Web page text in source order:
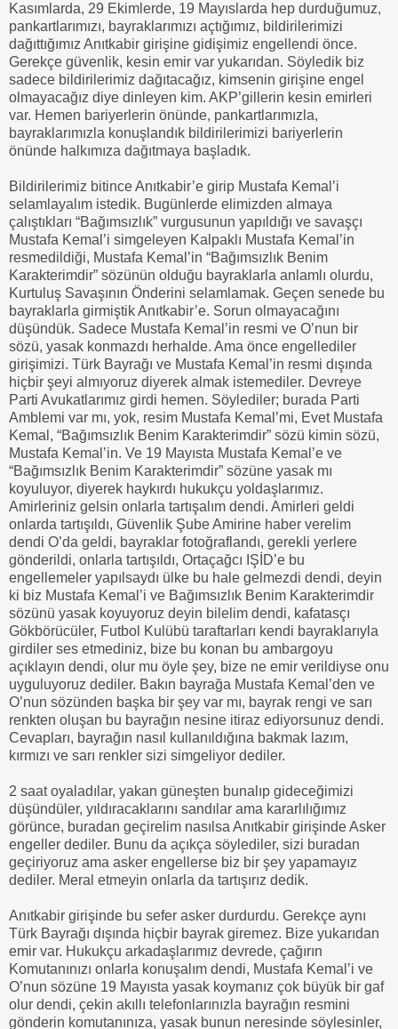
Kasımlarda, 29 Ekimlerde, 19 Mayıslarda hep durduğumuz,
pankartlarımızı, bayraklarımızı açtığımız, bildirilerimizi
dağıttığımız Anıtkabir girişine gidişimiz engellendi önce.
Gerekçe güvenlik, kesin emir var yukarıdan. Söyledik biz
sadece bildirilerimiz dağıtacağız, kimsenin girişine engel
olmayacağız diye dinleyen kim. AKP’gillerin kesin emirleri
var. Hemen bariyerlerin önünde, pankartlarımızla,
bayraklarımızla konuşlandık bildirilerimizi bariyerlerin
önünde halkımıza dağıtmaya başladık.
Bildirilerimiz bitince Anıtkabir’e girip Mustafa Kemal’i
selamlayalım istedik. Bugünlerde elimizden almaya
çalıştıkları “Bağımsızlık” vurgusunun yapıldığı ve savaşçı
Mustafa Kemal’i simgeleyen Kalpaklı Mustafa Kemal’in
resmedildiği, Mustafa Kemal’in “Bağımsızlık Benim
Karakterimdir” sözünün olduğu bayraklarla anlamlı olurdu,
Kurtuluş Savaşının Önderini selamlamak. Geçen senede bu
bayraklarla girmiştik Anıtkabir’e. Sorun olmayacağını
düşündük. Sadece Mustafa Kemal’in resmi ve O’nun bir
sözü, yasak konmazdı herhalde. Ama önce engellediler
girişimizi. Türk Bayrağı ve Mustafa Kemal’in resmi dışında
hiçbir şeyi almıyoruz diyerek almak istemediler. Devreye
Parti Avukatlarımız girdi hemen. Söylediler; burada Parti
Amblemi var mı, yok, resim Mustafa Kemal’mi, Evet Mustafa
Kemal, “Bağımsızlık Benim Karakterimdir” sözü kimin sözü,
Mustafa Kemal’in. Ve 19 Mayısta Mustafa Kemal’e ve
“Bağımsızlık Benim Karakterimdir” sözüne yasak mı
koyuluyor, diyerek haykırdı hukukçu yoldaşlarımız.
Amirleriniz gelsin onlarla tartışalım dendi. Amirleri geldi
onlarda tartışıldı, Güvenlik Şube Amirine haber verelim
dendi O’da geldi, bayraklar fotoğraflandı, gerekli yerlere
gönderildi, onlarla tartışıldı, Ortaçağcı IŞİD’e bu
engellemeler yapılsaydı ülke bu hale gelmezdi dendi, deyin
ki biz Mustafa Kemal’i ve Bağımsızlık Benim Karakterimdir
sözünü yasak koyuyoruz deyin bilelim dendi, kafatasçı
Gökbörücüler, Futbol Kulübü taraftarları kendi bayraklarıyla
girdiler ses etmediniz, bize bu konan bu ambargoyu
açıklayın dendi, olur mu öyle şey, bize ne emir verildiyse onu
uyguluyoruz dediler. Bakın bayrağa Mustafa Kemal’den ve
O’nun sözünden başka bir şey var mı, bayrak rengi ve sarı
renkten oluşan bu bayrağın nesine itiraz ediyorsunuz dendi.
Cevapları, bayrağın nasıl kullanıldığına bakmak lazım,
kırmızı ve sarı renkler sizi simgeliyor dediler.
2 saat oyaladılar, yakan güneşten bunalıp gideceğimizi
düşündüler, yıldıracaklarını sandılar ama kararlılığımız
görünce, buradan geçirelim nasılsa Anıtkabir girişinde Asker
engeller dediler. Bunu da açıkça söylediler, sizi buradan
geçiriyoruz ama asker engellerse biz bir şey yapamayız
dediler. Meral etmeyin onlarla da tartışırız dedik.
Anıtkabir girişinde bu sefer asker durdurdu. Gerekçe aynı
Türk Bayrağı dışında hiçbir bayrak giremez. Bize yukarıdan
emir var. Hukukçu arkadaşlarımız devrede, çağırın
Komutanınızı onlarla konuşalım dendi, Mustafa Kemal’i ve
O’nun sözüne 19 Mayısta yasak koymanız çok büyük bir gaf
olur dendi, çekin akıllı telefonlarınızla bayrağın resmini
gönderin komutanınıza, yasak bunun neresinde söylesinler,